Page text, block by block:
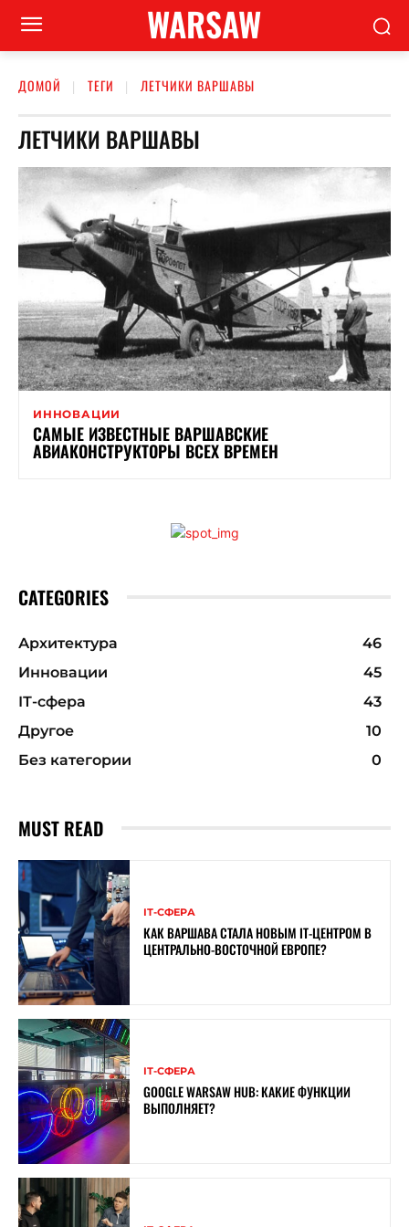
WARSAW
ДОМОЙ ТЕГИ ЛЕТЧИКИ ВАРШАВЫ
ЛЕТЧИКИ ВАРШАВЫ
ИННОВАЦИИ
САМЫЕ ИЗВЕСТНЫЕ ВАРШАВСКИЕ
АВИАКОНСТРУКТОРЫ ВСЕХ ВРЕМЕН
CATEGORIES
Архитектура
46
Инновации
45
ІТ-сфера
43
Другое
10
Без категории
0
MUST READ
ІТ-СФЕРА
КАК ВАРШАВА СТАЛА НОВЫМ IT-ЦЕНТРОМ В
ЦЕНТРАЛЬНО-ВОСТОЧНОЙ ЕВРОПЕ?
ІТ-СФЕРА
GOOGLE WARSAW HUB: КАКИЕ ФУНКЦИИ
ВЫПОЛНЯЕТ?